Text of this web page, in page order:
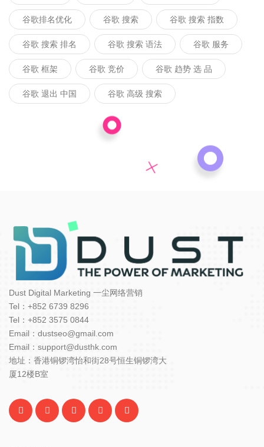
谷歌排名优化 谷歌 搜索 谷歌 搜索 指数
谷歌 搜索 排名 谷歌 搜索 语法 谷歌 服务
谷歌 框架 谷歌 竞价 谷歌 趋势 选 品
谷歌 退出 中国 谷歌 高级 搜索
Dust Digital Marketing 一尘网络营销
Tel：+852 6739 8296
Tel：+852 3575 0844
Email：dustseo@gmail.com
Email：support@dusthk.com
地址：香港铜锣湾怡和街28号恒生铜锣湾大
厦12楼B室